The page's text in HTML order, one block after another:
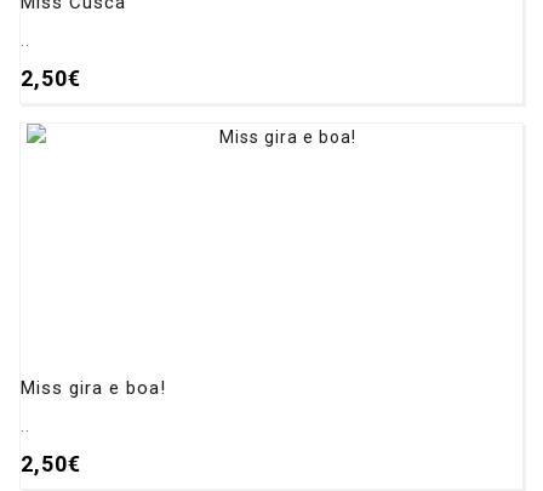
2,50€
Miss gira e boa!
2,50€